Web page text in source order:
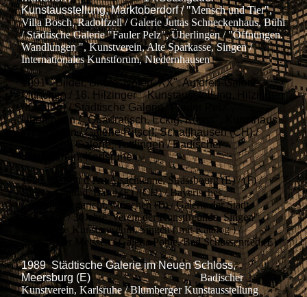
Kunstausstellung, Marktoberdorf /"Mensch und Tier",
Villa Bosch, Radolfzell /Galerie Juttas Schneckenhaus, Bühl
/ Städtische Galerie "Fauler Pelz", Überlingen / "Öffnungen.
Wandlungen ", Kunstverein, Alte Sparkasse, Singen /
Internationales Kunstforum, Niedernhausen
1991 "Bilder. Briefe. Noten. XX", Autoren-Galerie,
München / 16. Hilzinger Kunstausstellung, Hilzingen
(Katalog) / Städtische Galerie "Fauler Pelz",
Überlingen / "Quadratisch. Eckig. Kunst.", Kunsthaus
Wiesbaden / Galerie Ritsch, Schaffhausen (CH) /
Städtische Galerie, Tuttlingen / Badischer
Kunstverein, Karlsruhe
1990 Maison d´Art Alsachienne, Strassbourg (E) / (F) /
Galerie Conrad, Basel (E) /(CH) / Bayerisches
Verwaltungsgericht, München (E) / Galerie der Stadt
Tuttlingen / 30Jahre"Verein der Kunstfreunde Singen",
Städtisches Kunstmuseum, Singen ( mit Katalog ) /
Stadttheater Meissen / Galerie Pohle, Bad Schussenried (E)
1989 Städtische Galerie im Neuen Schloss,
Meersburg (E)Badischer
Kunstverein, Karlsruhe / Blumberger Kunstausstellung